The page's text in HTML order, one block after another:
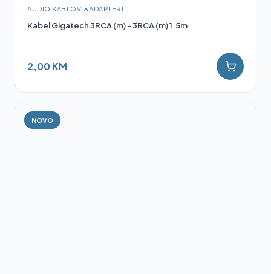
AUDIO KABLOVI&ADAPTERI
Kabel Gigatech 3RCA (m) - 3RCA (m) 1.5m
2,00 KM
NOVO